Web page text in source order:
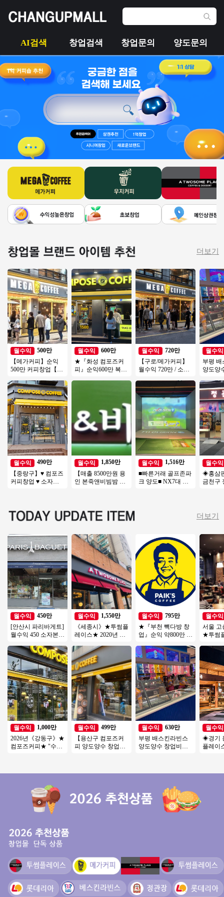
AI검색 창업검색 창업문의 양도문의
더보기
월수익
500만
【메가커피】순익
500만 커피창업【인
너, 학원가, 먹자상권
창업추천
월수익
490만
【중랑구】♥ 컴포즈
커피창업 ♥ 소자본1
월수익
600만
★『화성 컴포즈커
피』순익600만 복합
월수익
1,850만
【매출 8500만원 용
인 본죽앤비빔밤 창
월수익
720만
【구로/메가커피】
월수익 720만 / 소자
/ 초보창업
월수익
1,516만
■빠른거래 골프존파
크 양도■ NX7대 듀
월수익
부평 배
양도양
즈 창업 절
투잡
월수익
◈홍삼
금천구
더보기
월수익
450만
[안산시 파리바게트]
월수익 450 소자본으
게트 창업기회!
월수익
1,000만
2026년《강동구》★
컴포즈커피★ "수익
월수익
1,550만
《세종시》★투썸플
레이스★ 2020년 신
특급 양도양수
월수익
499만
【용산구 컴포즈커
피 양도양수 창업】
월수익
795만
★『부천 빽다방 창
업』순익 약800만 시
매장 초보창업추천
★
월수익
630만
부평 배스킨라빈스
양도양수 창업비용
월수익
서울 고
★투썸
★주5
월수익
◈경기
플레이